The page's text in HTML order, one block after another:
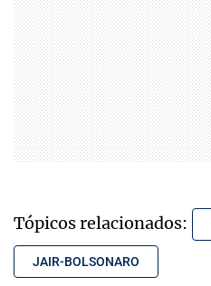
Tópicos relacionados:
JAIR-BOLSONARO